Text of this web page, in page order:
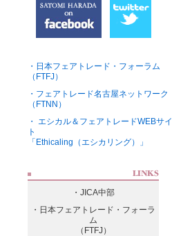
・日本フェアトレード・フォーラム
（FTFJ）
・フェアトレード名古屋ネットワーク
（FTNN）
・ エシカル＆フェアトレードWEBサイ
ト
「Ethicaling（エシカリング）」
・JICA中部
・日本フェアトレード・フォーラ
ム
（FTFJ）